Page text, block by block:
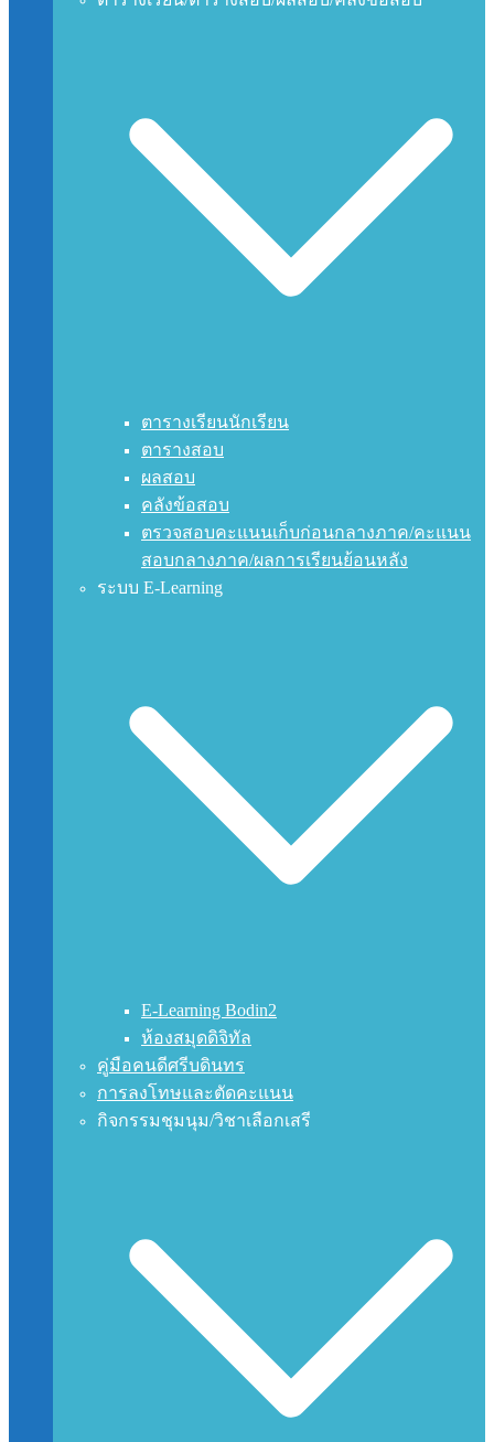
ตารางเรียนนักเรียน
ตารางสอบ
ผลสอบ
คลังข้อสอบ
ตรวจสอบคะแนนเก็บก่อนกลางภาค/คะแนน
สอบกลางภาค/ผลการเรียนย้อนหลัง
ระบบ E-Learning
E-Learning Bodin2
ห้องสมุดดิจิทัล
คู่มือคนดีศรีบดินทร
การลงโทษและตัดคะแนน
กิจกรรมชุมนุม/วิชาเลือกเสรี